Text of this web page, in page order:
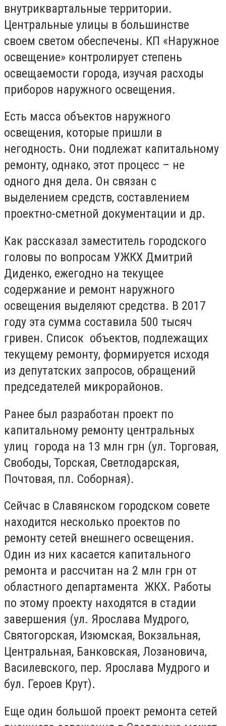
внутриквартальные территории.
Центральные улицы в большинстве
своем светом обеспечены. КП «Наружное
освещение» контролирует степень
освещаемости города, изучая расходы
приборов наружного освещения.
Есть масса объектов наружного
освещения, которые пришли в
негодность. Они подлежат капитальному
ремонту, однако, этот процесс – не
одного дня дела. Он связан с
выделением средств, составлением
проектно-сметной документации и др.
Как рассказал заместитель городского
головы по вопросам УЖКХ Дмитрий
Диденко, ежегодно на текущее
содержание и ремонт наружного
освещения выделяют средства. В 2017
году эта сумма составила 500 тысяч
гривен. Список объектов, подлежащих
текущему ремонту, формируется исходя
из депутатских запросов, обращений
председателей микрорайонов.
Ранее был разработан проект по
капитальному ремонту центральных
улиц города на 13 млн грн (ул. Торговая,
Свободы, Торская, Светлодарская,
Почтовая, пл. Соборная).
Сейчас в Славянском городском совете
находится несколько проектов по
ремонту сетей внешнего освещения.
Один из них касается капитального
ремонта и рассчитан на 2 млн грн от
областного департамента ЖКХ. Работы
по этому проекту находятся в стадии
завершения (ул. Ярослава Мудрого,
Святогорская, Изюмская, Вокзальная,
Центральная, Банковская, Лозановича,
Василевского, пер. Ярослава Мудрого и
бул. Героев Крут).
Еще один большой проект ремонта сетей